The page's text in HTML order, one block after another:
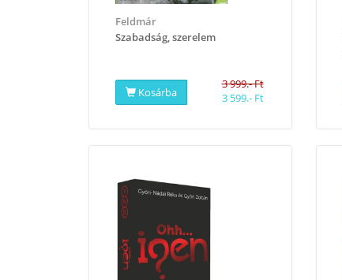
Feldmár
Szabadság, szerelem
Kosárba
3 999.- Ft
3 599.- Ft